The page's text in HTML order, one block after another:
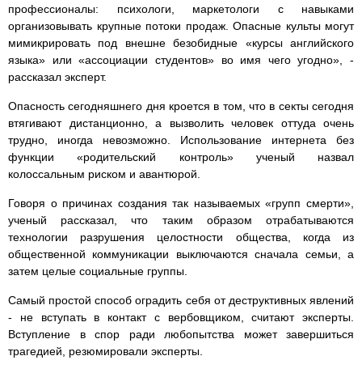
профессионалы: психологи, маркетологи с навыками
организовывать крупные потоки продаж. Опасные культы могут
мимикрировать под внешне безобидные «курсы английского
языка» или «ассоциации студентов» во имя чего угодно», -
рассказал эксперт.
Опасность сегодняшнего дня кроется в том, что в секты сегодня
втягивают дистанционно, а вызволить человек оттуда очень
трудно, иногда невозможно. Использование интернета без
функции «родительский контроль» ученый назвал
колоссальным риском и авантюрой.
Говоря о причинах создания так называемых «групп смерти»,
ученый рассказал, что таким образом отрабатываются
технологии разрушения целостности общества, когда из
общественной коммуникации выключаются сначала семьи, а
затем целые социальные группы.
Самый простой способ оградить себя от деструктивных явлений
- не вступать в контакт с вербовщиком, считают эксперты.
Вступление в спор ради любопытства может завершиться
трагедией, резюмировали эксперты.